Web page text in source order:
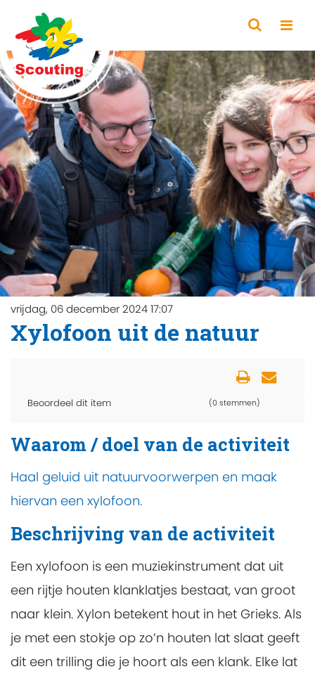
vrijdag, 06 december 2024 17:07
Xylofoon uit de natuur
Beoordeel dit item (0 stemmen)
Waarom / doel van de activiteit
Haal geluid uit natuurvoorwerpen en maak
hiervan een xylofoon.
Beschrijving van de activiteit
Een xylofoon is een muziekinstrument dat uit
een rijtje houten klanklatjes bestaat, van groot
naar klein. Xylon betekent hout in het Grieks. Als
je met een stokje op zo’n houten lat slaat geeft
dit een trilling die je hoort als een klank. Elke lat